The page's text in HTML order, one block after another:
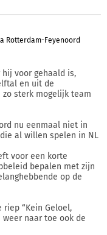
Rotterdam-Feyenoord
voor gehaald is,
en uit de
sterk mogelijk team
nu eenmaal niet in
al willen spelen in NL
voor een korte
bepalen met zijn
op de
“Kein Geloel,
weer naar toe ook de